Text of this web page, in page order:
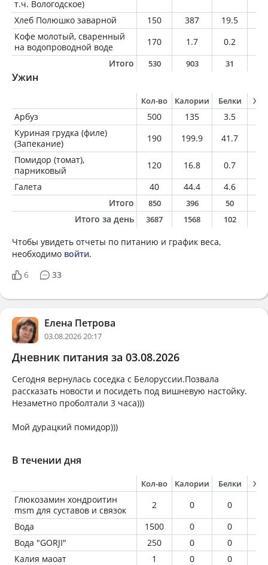
т.ч. Вологодское)
Хлеб Полюшко заварной 150 387 19.5
Кофе молотый, сваренный
на водопроводной воде
170 1.7 0.2
Итого
530 903 31
Ужин
Кол-во Калории Белки
Арбуз 500 135 3.5
Куриная грудка (филе)
(Запекание)
190 199.9 41.7
Помидор (томат),
парниковый
120 16.8 0.7
Галета
40 44.4 4.6
Итого
850 396 50
Итого за день 3687 1568 102
Чтобы увидеть отчеты по питанию и график веса,
необходимо войти.
6
33
Елена Петрова
03.08.2026 20:17
Дневник питания за 03.08.2026
Сегодня вернулась соседка с Белоруссии.Позвала
рассказать новости и посидеть под вишневую настойку.
Незаметно проболтали 3 часа)))
Мой дурацкий помидор)))
В течении дня
Кол-во Калории Белки
Глюкозамин хондроитин
msm для суставов и связок
2 0 0
Вода
1500 0 0
Вода "GORJI"
250 0 0
Калия маоат
1 0 0